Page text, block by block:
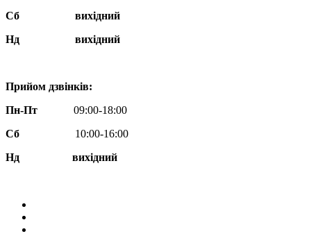
Сб
вихідний
Нд
вихідний
Прийом дзвінків:
Пн-Пт
09:00-18:00
Сб
10:00-16:00
Нд вихідний